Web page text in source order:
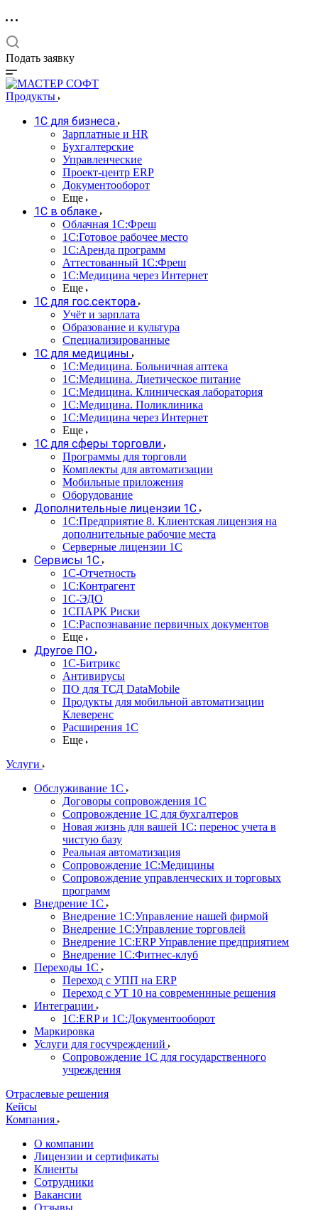
Подать заявку
Продукты
1С для бизнеса
Зарплатные и HR
Бухгалтерские
Управленческие
Проект-центр ERP
Документооборот
Еще
1C в облаке
Облачная 1С:Фреш
1С:Готовое рабочее место
1C:Аренда программ
Аттестованный 1С:Фреш
1С:Медицина через Интернет
Еще
1С для гос.сектора
Учёт и зарплата
Образование и культура
Специализированные
1С для медицины
1С:Медицина. Больничная аптека
1С:Медицина. Диетическое питание
1С:Медицина. Клиническая лаборатория
1С:Медицина. Поликлиника
1С:Медицина через Интернет
Еще
1С для сферы торговли
Программы для торговли
Комплекты для автоматизации
Мобильные приложения
Оборудование
Дополнительные лицензии 1С
1С:Предприятие 8. Клиентская лицензия на
дополнительные рабочие места
Серверные лицензии 1С
Сервисы 1С
1С-Отчетность
1С:Контрагент
1С-ЭДО
1СПАРК Риски
1С:Распознавание первичных документов
Еще
Другое ПО
1С-Битрикс
Антивирусы
ПО для ТСД DataMobile
Продукты для мобильной автоматизации
Клеверенс
Расширения 1С
Еще
Услуги
Обслуживание 1С
Договоры сопровождения 1С
Сопровождение 1С для бухгалтеров
Новая жизнь для вашей 1С: перенос учета в
чистую базу
Реальная автоматизация
Сопровождение 1С:Медицины
Сопровождение управленческих и торговых
программ
Внедрение 1С
Внедрение 1С:Управление нашей фирмой
Внедрение 1С:Управление торговлей
Внедрение 1С:ERP Управление предприятием
Внедрение 1С:Фитнес-клуб
Переходы 1С
Переход с УПП на ERP
Переход с УТ 10 на современнные решения
Интеграции
1С:ERP и 1С:Документооборот
Маркировка
Услуги для госучреждений
Сопровождение 1С для государственного
учреждения
Отраслевые решения
Кейсы
Компания
О компании
Лицензии и сертификаты
Клиенты
Сотрудники
Вакансии
Отзывы